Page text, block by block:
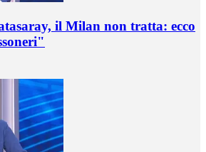
il Milan non tratta: ecco